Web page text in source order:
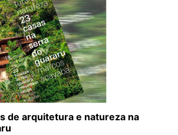
de arquitetura e natureza na